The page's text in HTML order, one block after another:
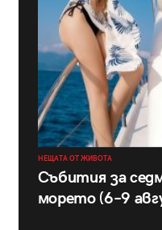
НЕЩАТА ОТ ЖИВОТА
Събития за
морето (6–9